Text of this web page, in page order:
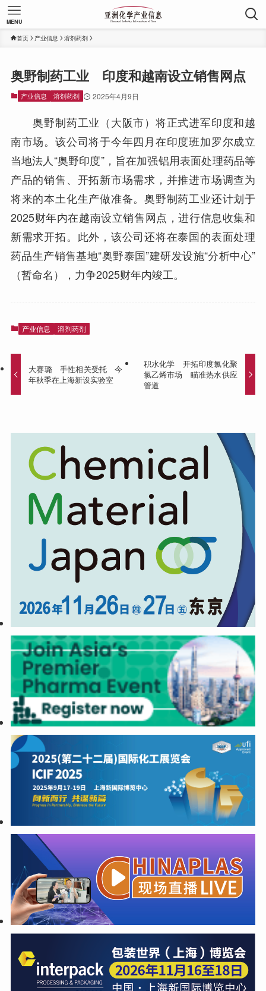
MENU
首页 产业信息 溶剂药剂
奥野制药工业 印度和越南设立销售网点
产业信息 溶剂药剂 2025年4月9日
奥野制药工业（大阪市）将正式进军印度和越
南市场。该公司将于今年四月在印度班加罗尔成立
当地法人“奥野印度”，旨在加强铝用表面处理药品等
产品的销售、开拓新市场需求，并推进市场调查为
将来的本土化生产做准备。奥野制药工业还计划于
2025财年内在越南设立销售网点，进行信息收集和
新需求开拓。此外，该公司还将在泰国的表面处理
药品生产销售基地“奥野泰国”建研发设施“分析中心”
（暂命名），力争2025财年内竣工。
产业信息 溶剂药剂
大赛璐 手性相关受托 今
年秋季在上海新设实验室
积水化学 开拓印度氯化聚
氯乙烯市场 瞄准热水供应
管道